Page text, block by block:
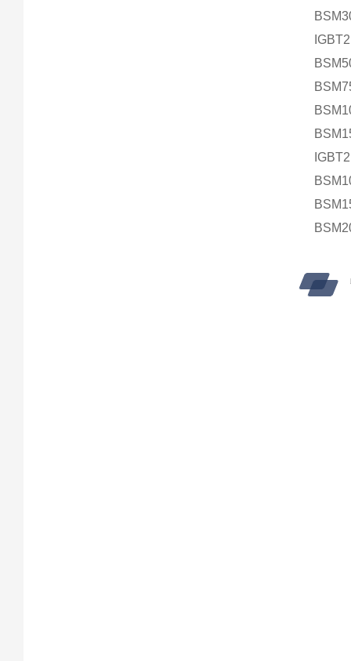
IGBT
IGBT